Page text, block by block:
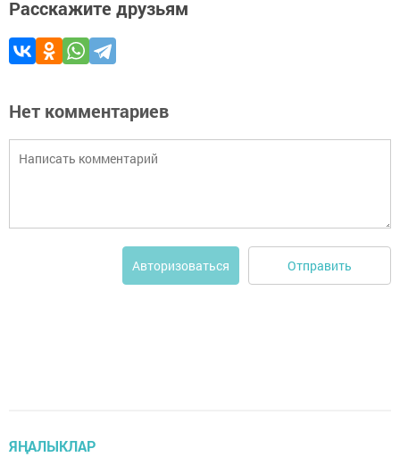
Расскажите друзьям
Нет комментариев
Авторизоваться Отправить
ЯҢАЛЫКЛАР